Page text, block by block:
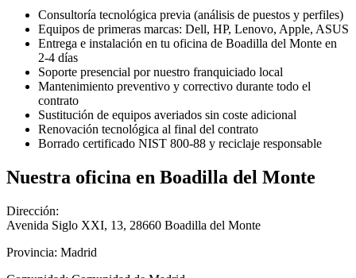
Consultoría tecnológica previa (análisis de puestos y perfiles)
Equipos de primeras marcas: Dell, HP, Lenovo, Apple, ASUS
Entrega e instalación en tu oficina de Boadilla del Monte en
2-4 días
Soporte presencial por nuestro franquiciado local
Mantenimiento preventivo y correctivo durante todo el
contrato
Sustitución de equipos averiados sin coste adicional
Renovación tecnológica al final del contrato
Borrado certificado NIST 800-88 y reciclaje responsable
Nuestra oficina en Boadilla del Monte
Dirección:
Avenida Siglo XXI, 13, 28660 Boadilla del Monte
Provincia: Madrid